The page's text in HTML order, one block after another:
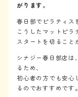
がります。
春日部でピラティス
こうしたマットピラ
スタートを切ること
シナジー春日部店は
るため、
初心者の方でも安心
るのでおすすめです。